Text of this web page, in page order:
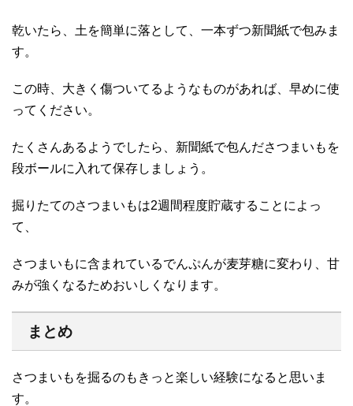
乾いたら、土を簡単に落として、一本ずつ新聞紙で包みま
す。
この時、大きく傷ついてるようなものがあれば、早めに使
ってください。
たくさんあるようでしたら、新聞紙で包んださつまいもを
段ボールに入れて保存しましょう。
掘りたてのさつまいもは2週間程度貯蔵することによっ
て、
さつまいもに含まれているでんぷんが麦芽糖に変わり、甘
みが強くなるためおいしくなります。
まとめ
さつまいもを掘るのもきっと楽しい経験になると思いま
す。